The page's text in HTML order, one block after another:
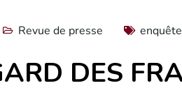
Revue de presse enquête
DES